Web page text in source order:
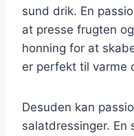
sund drik. En
at presse frugten
honning for at
er perfekt til varme
Desuden kan
salatdressinger. En